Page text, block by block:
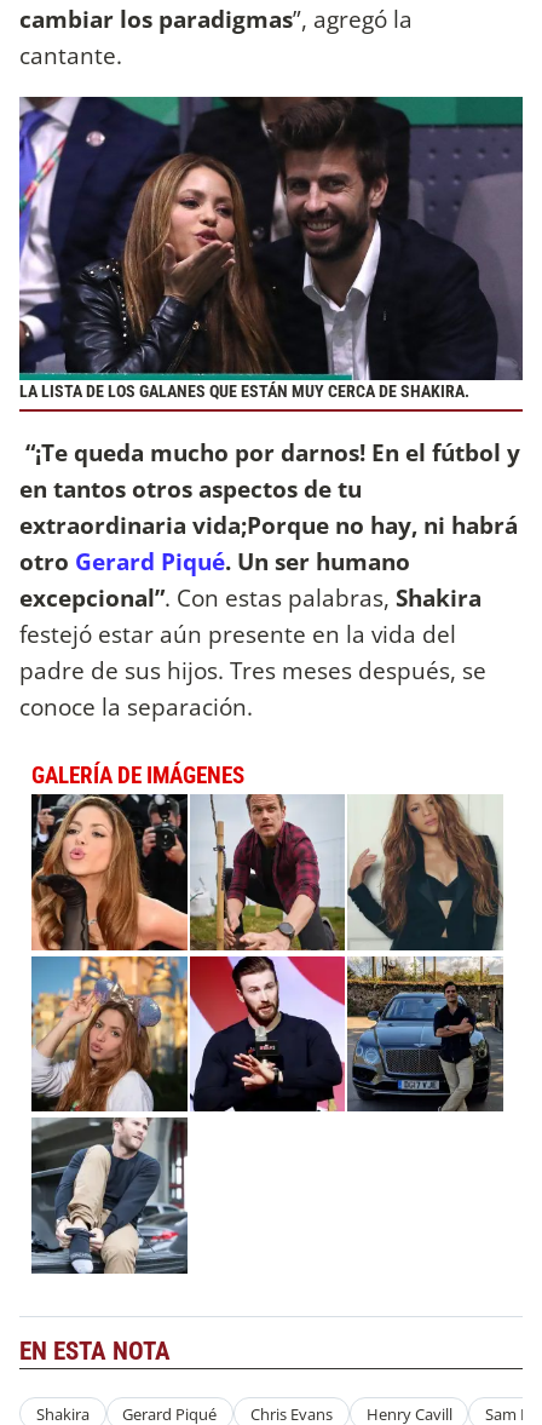
cambiar los paradigmas”, agregó la
cantante.
LA LISTA DE LOS GALANES QUE ESTÁN MUY CERCA DE SHAKIRA.
“¡Te queda mucho por darnos! En el fútbol y
en tantos otros aspectos de tu
extraordinaria vida;Porque no hay, ni habrá
otro Gerard Piqué. Un ser humano
excepcional”. Con estas palabras, Shakira
festejó estar aún presente en la vida del
padre de sus hijos. Tres meses después, se
conoce la separación.
GALERÍA DE IMÁGENES
EN ESTA NOTA
Shakira Gerard Piqué Chris Evans Henry Cavill Sam